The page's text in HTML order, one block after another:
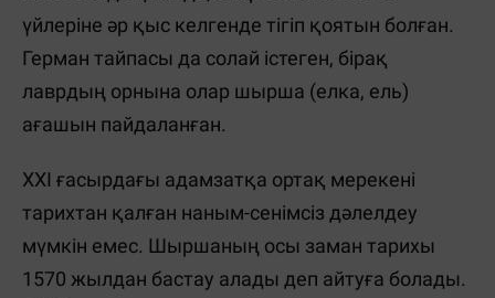
үйлеріне әр қыс келгенде тігіп қоятын болған.
Герман тайпасы да солай істеген, бірақ
лаврдың орнына олар шырша (елка, ель)
ағашын пайдаланған.
ХХІ ғасырдағы адамзатқа ортақ мерекені
тарихтан қалған наным-сенімсіз дәлелдеу
мүмкін емес. Шыршаның осы заман тарихы
1570 жылдан бастау алады деп айтуға болады.